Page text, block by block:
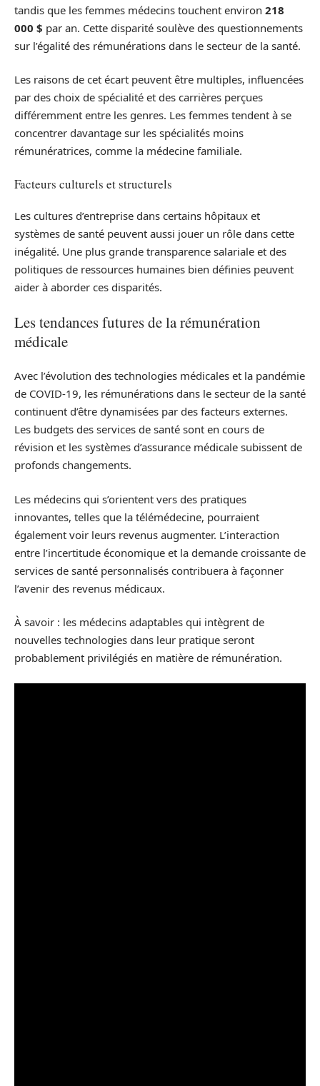
tandis que les femmes médecins touchent environ 218
000 $ par an. Cette disparité soulève des questionnements
sur l’égalité des rémunérations dans le secteur de la santé.
Les raisons de cet écart peuvent être multiples, influencées
par des choix de spécialité et des carrières perçues
différemment entre les genres. Les femmes tendent à se
concentrer davantage sur les spécialités moins
rémunératrices, comme la médecine familiale.
Facteurs culturels et structurels
Les cultures d’entreprise dans certains hôpitaux et
systèmes de santé peuvent aussi jouer un rôle dans cette
inégalité. Une plus grande transparence salariale et des
politiques de ressources humaines bien définies peuvent
aider à aborder ces disparités.
Les tendances futures de la rémunération
médicale
Avec l’évolution des technologies médicales et la pandémie
de COVID-19, les rémunérations dans le secteur de la santé
continuent d’être dynamisées par des facteurs externes.
Les budgets des services de santé sont en cours de
révision et les systèmes d’assurance médicale subissent de
profonds changements.
Les médecins qui s’orientent vers des pratiques
innovantes, telles que la télémédecine, pourraient
également voir leurs revenus augmenter. L’interaction
entre l’incertitude économique et la demande croissante de
services de santé personnalisés contribuera à façonner
l’avenir des revenus médicaux.
À savoir : les médecins adaptables qui intègrent de
nouvelles technologies dans leur pratique seront
probablement privilégiés en matière de rémunération.